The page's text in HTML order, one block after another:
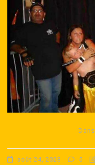
Dans
août 24, 2023 5